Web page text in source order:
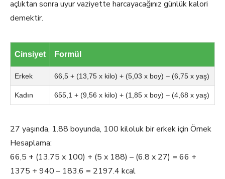
açlıktan sonra uyur vaziyette harcayacağınız günlük kalori
demektir.
Cinsiyet Formül
Erkek 66,5 + (13,75 x kilo) + (5,03 x boy) – (6,75 x yaş)
Kadın 655,1 + (9,56 x kilo) + (1,85 x boy) – (4,68 x yaş)
27 yaşında, 1.88 boyunda, 100 kiloluk bir erkek için Örnek
Hesaplama:
66,5 + (13.75 x 100) + (5 x 188) – (6.8 x 27) = 66 +
1375 + 940 – 183.6 = 2197.4 kcal